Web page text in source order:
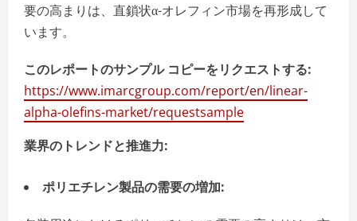
要の高まりは、直鎖状α-オレフィン市場を再形成して
います。
このレポートのサンプル コピーをリクエストする:
https://www.imarcgroup.com/report/en/linear-
alpha-olefins-market/requestsample
業界のトレンドと推進力:
ポリエチレン製品の需要の増加: